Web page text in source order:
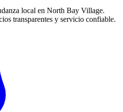
local en North Bay Village.
transparentes y servicio confiable.